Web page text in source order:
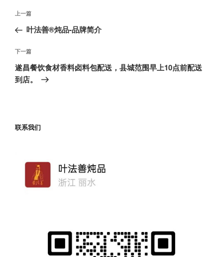
文
导
航
上
一
文
章
上一篇
叶法善®炖品-品牌简介
下
一
篇
下一篇
遂昌餐饮食材香料卤料包配送，县城范围早上10点前配送
到店。
联系我们